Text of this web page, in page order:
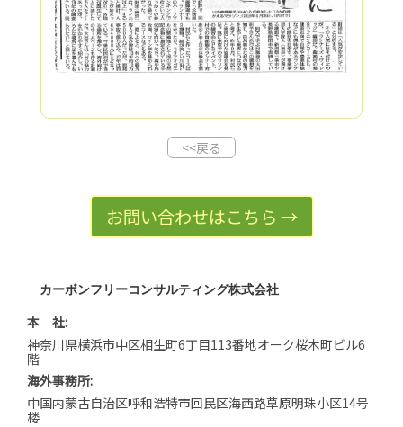
<<戻る
お問い合わせはこちら →
カーボンフリーコンサルティング株式会社
本 社:
神奈川県横浜市中区相生町6丁目113番地オーク桜木町ビル6
階
海外事務所:
中国内蒙古自治区呼和浩特市回民区海西路草原明珠小区14号
楼